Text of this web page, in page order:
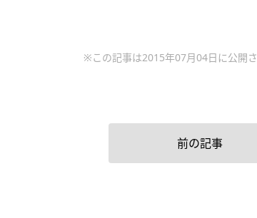
※この記事は2015年07月04日に公開
前の記事